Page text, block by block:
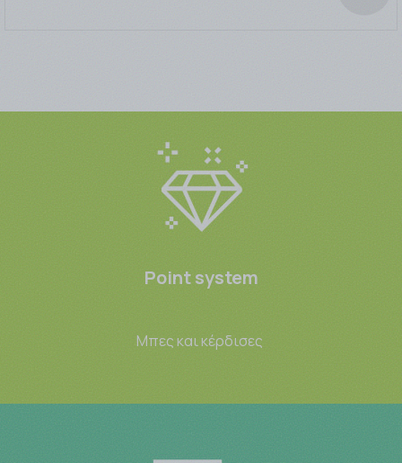
Point system
Μπες και κέρδισες